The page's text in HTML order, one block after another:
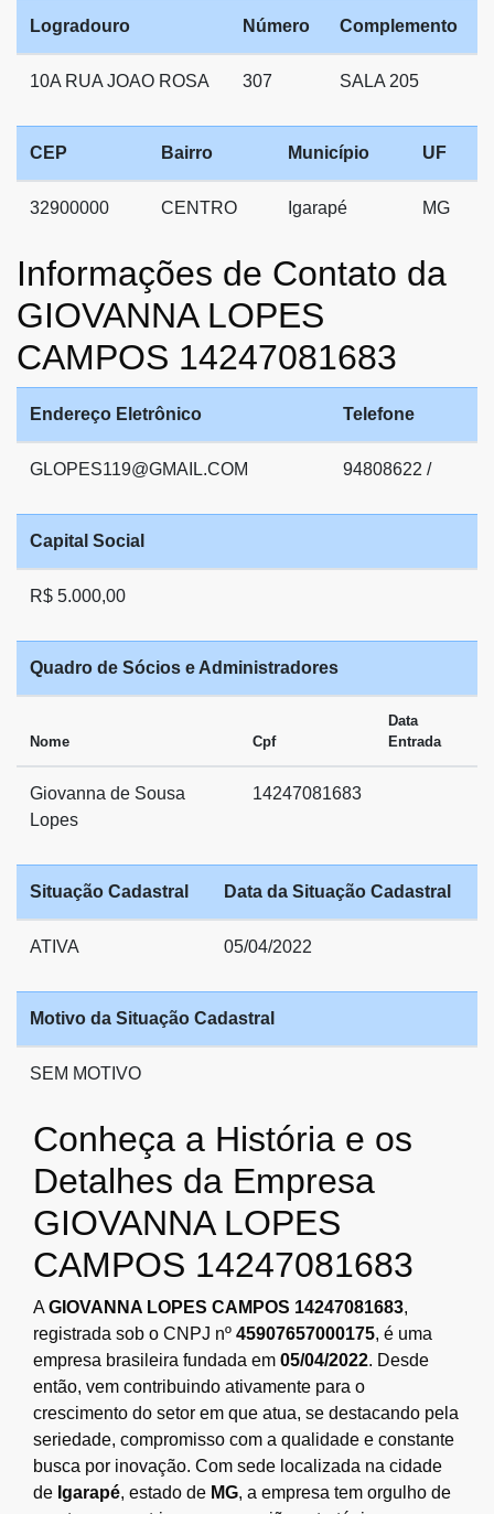
Logradouro Número Complemento
10A RUA JOAO ROSA 307 SALA 205
CEP Bairro Município UF
32900000 CENTRO Igarapé MG
Informações de Contato da
GIOVANNA LOPES
CAMPOS 14247081683
Endereço Eletrônico Telefone
GLOPES119@GMAIL.COM 94808622 /
Capital Social
R$ 5.000,00
Quadro de Sócios e Administradores
Nome Cpf
Data
Entrada
Giovanna de Sousa
Lopes
14247081683
Situação Cadastral Data da Situação Cadastral
ATIVA 05/04/2022
Motivo da Situação Cadastral
SEM MOTIVO
Conheça a História e os
Detalhes da Empresa
GIOVANNA LOPES
CAMPOS 14247081683
AGIOVANNA LOPES CAMPOS 14247081683,
registrada sob o CNPJ nº 45907657000175, é uma
empresa brasileira fundada em 05/04/2022. Desde
então, vem contribuindo ativamente para o
crescimento do setor em que atua, se destacando pela
seriedade, compromisso com a qualidade e constante
busca por inovação. Com sede localizada na cidade
de Igarapé, estado de MG, a empresa tem orgulho de